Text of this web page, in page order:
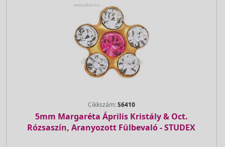
Cikkszám:S6410
5mm Margaréta Április Kristály & Oct.
Rózsaszín, Aranyozott Fülbevaló - STUDEX